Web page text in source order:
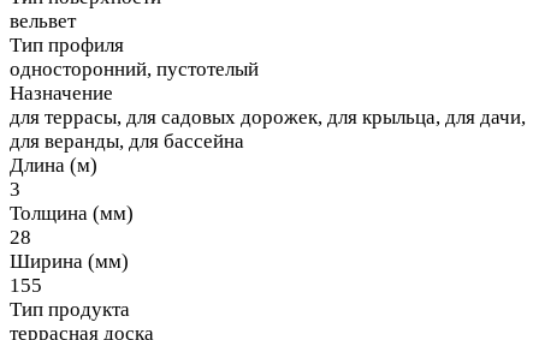
вельвет
Тип профиля
односторонний, пустотелый
Назначение
для террасы, для садовых дорожек, для крыльца, для дачи,
для веранды, для бассейна
Длина (м)
3
Толщина (мм)
28
Ширина (мм)
155
Тип продукта
террасная доска